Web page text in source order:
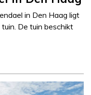
in Den Haag ligt
De tuin beschikt